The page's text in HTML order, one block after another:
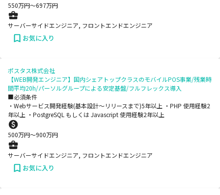
550万円〜697万円
サーバーサイドエンジニア, フロントエンドエンジニア
お気に入り
ポスタス株式会社
【WEB開発エンジニア】国内シェアトップクラスのモバイルPOS事業/残業時
間平均20h/パーソルグループによる安定基盤/フルフレックス導入
■必須条件
・Webサービス開発経験(基本設計〜リリースまで)5年以上 ・PHP 使用経験2
年以上 ・PostgreSQL もしくは Javascript 使用経験2年以上
500万円〜900万円
サーバーサイドエンジニア, フロントエンドエンジニア
お気に入り